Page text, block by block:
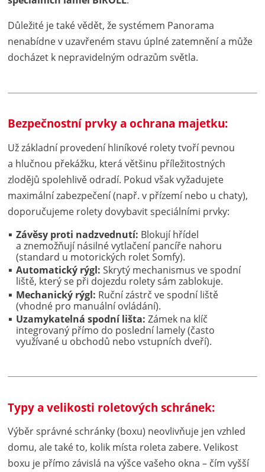
Důležité je také vědět, že systémem Panorama
nenabídne v uzavřeném stavu úplné zatemnění a může
docházet k nepravidelným odrazům světla.
Bezpečnostní prvky a ochrana majetku:
Už základní provedení hliníkové rolety tvoří pevnou
a hlučnou překážku, která většinu příležitostných
zlodějů spolehlivě odradí. Pokud však vyžadujete
maximální zabezpečení (např. v přízemí nebo u chaty),
doporučujeme rolety dovybavit speciálními prvky:
Závěsy proti nadzvednutí: Blokují hřídel
a znemožňují násilné vytlačení pancíře nahoru
(standard u motorických rolet Somfy).
Automatický rýgl: Skrytý mechanismus ve spodní
liště, který se při dojezdu rolety sám zablokuje.
Mechanický rýgl: Ruční zástrč ve spodní liště
(vhodné pro manuální ovládání).
Uzamykatelná spodní lišta: Zámek na klíč
integrovaný přímo do poslední lamely (často
využívané u obchodů nebo vstupních dveří).
Typy a velikosti roletových schránek:
Výběr správné schránky (boxu) neovlivňuje jen vzhled
domu, ale také to, kolik místa roleta zabere. Velikost
boxu je přímo závislá na výšce vašeho okna – čím vyšší